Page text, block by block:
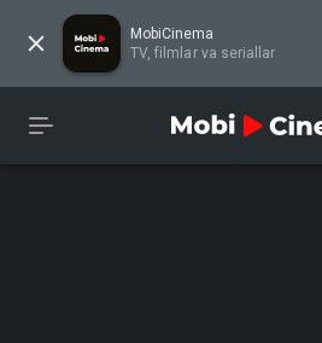
MobiCinema
TV, filmlar va seriallar